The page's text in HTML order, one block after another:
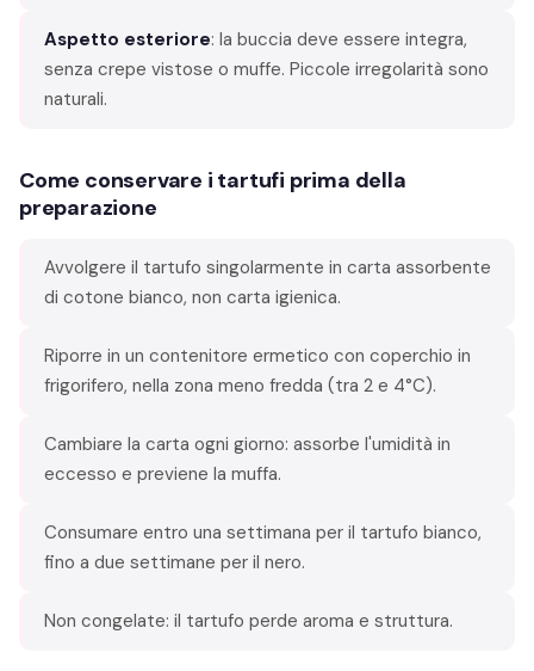
Aspetto esteriore: la buccia deve essere integra,
senza crepe vistose o muffe. Piccole irregolarità sono
naturali.
Come conservare i tartufi prima della
preparazione
Avvolgere il tartufo singolarmente in carta assorbente
di cotone bianco, non carta igienica.
Riporre in un contenitore ermetico con coperchio in
frigorifero, nella zona meno fredda (tra 2 e 4°C).
Cambiare la carta ogni giorno: assorbe l'umidità in
eccesso e previene la muffa.
Consumare entro una settimana per il tartufo bianco,
fino a due settimane per il nero.
Non congelate: il tartufo perde aroma e struttura.